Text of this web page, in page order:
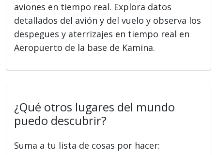
aviones en tiempo real. Explora datos
detallados del avión y del vuelo y observa los
despegues y aterrizajes en tiempo real en
Aeropuerto de la base de Kamina.
¿Qué otros lugares del mundo
puedo descubrir?
Suma a tu lista de cosas por hacer: